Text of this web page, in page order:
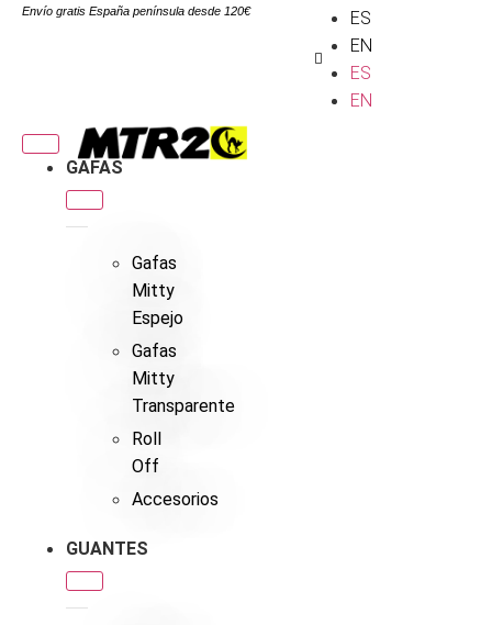
Envío gratis España península desde 120€
ES
EN
ES
EN
GAFAS
Gafas
Mitty
Espejo
Gafas
Mitty
Transparente
Roll
Off
Accesorios
GUANTES